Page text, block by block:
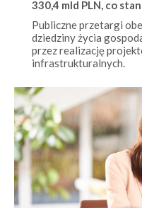
Publiczne przetargi
dziedziny życia
przez realizację
infrastrukturalnych.